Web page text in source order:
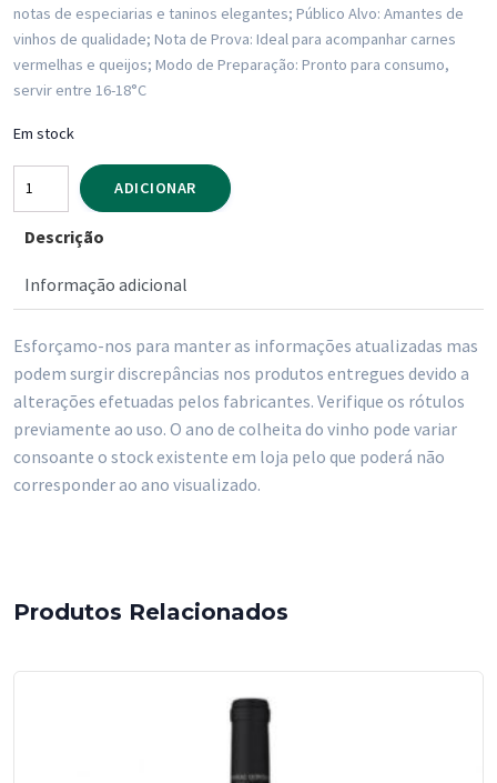
notas de especiarias e taninos elegantes; Público Alvo: Amantes de
vinhos de qualidade; Nota de Prova: Ideal para acompanhar carnes
vermelhas e queijos; Modo de Preparação: Pronto para consumo,
servir entre 16-18°C
Em stock
Quantidade
de
Vinho
Crasto
Superior
ADICIONAR
Descrição
Informação adicional
Esforçamo-nos para manter as informações atualizadas mas
podem surgir discrepâncias nos produtos entregues devido a
alterações efetuadas pelos fabricantes. Verifique os rótulos
previamente ao uso. O ano de colheita do vinho pode variar
consoante o stock existente em loja pelo que poderá não
corresponder ao ano visualizado.
Produtos Relacionados